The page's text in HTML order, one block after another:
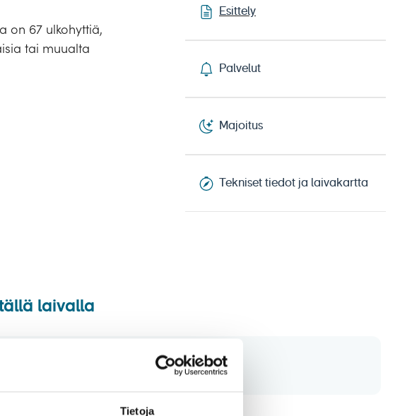
Tietoja
on 67 ulkohyttiä,
tai muualta
Esittely
Palvelut
Majoitus
Tekniset tiedot ja laivakartta
laivalla